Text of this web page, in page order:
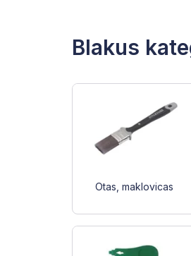
Blakus
Otas, maklovicas